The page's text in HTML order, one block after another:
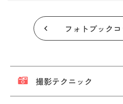
フォトブック
撮影テクニック